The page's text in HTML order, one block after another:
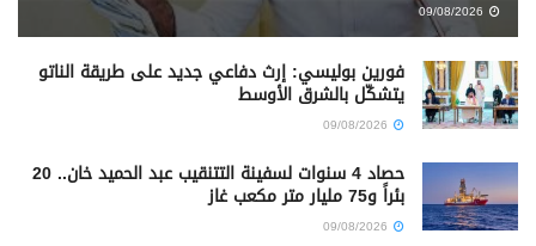
فورين بوليسي: إرث دفاعي جديد على طريقة الناتو
يتشكّل بالشرق الأوسط
حصاد 4 سنوات لسفينة التتنقيب عبد الحميد خان.. 20
بئراً و75 مليار متر مكعب غاز